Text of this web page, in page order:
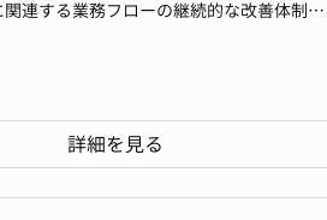
ンへ。
アを拡張。
の挑戦と裁量を、自分のキャリアの糧
て説明します。
いただきます。
ので、不明点や困りごとは気軽に相談で
連する業務フローの継続的な改善体制、
る状況です。詳細を見る